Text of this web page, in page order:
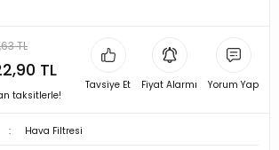
TL
TL
taksitlerle!
Tavsiye Et Fiyat Alarmı Yorum Yap
Hava Filtresi